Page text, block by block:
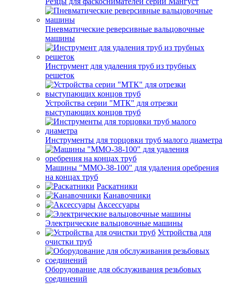
Пневматические реверсивные вальцовочные
машины
Инструмент для удаления труб из трубных
решеток
Устройства серии "МТК" для отрезки
выступающих концов труб
Инструменты для торцовки труб малого диаметра
Машины "ММО-38-100" для удаления оребрения
на концах труб
Раскатники
Канавочники
Аксессуары
Электрические вальцовочные машины
Устройства для
очистки труб
Оборудование для обслуживания резьбовых
соединений